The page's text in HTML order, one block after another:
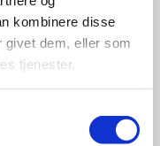
kombinere disse
givet dem, eller som
tjenester.
og stor
vi
mest
inden for